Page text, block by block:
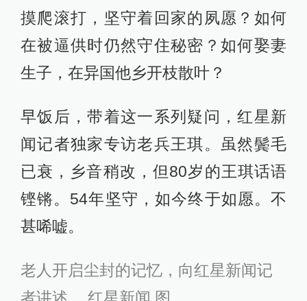
摸爬滚打，坚守着回家的夙愿？如何
在被逼供时仍然守住秘密？如何娶妻
生子，在异国他乡开枝散叶？
早饭后，带着这一系列疑问，红星新
闻记者独家专访老兵王琪。虽然鬓毛
已衰，乡音稍改，但80岁的王琪话语
铿锵。54年坚守，如今终于如愿。不
甚唏嘘。
老人开启尘封的记忆，向红星新闻记
者讲述。 红星新闻 图